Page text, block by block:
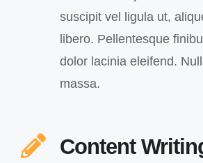
suscipit vel ligula ut,
libero. Pellentesque
dolor lacinia eleifend.
massa.
Content